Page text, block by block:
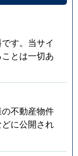
す。当サイ
とは一切あ
不動産物件
に公開され